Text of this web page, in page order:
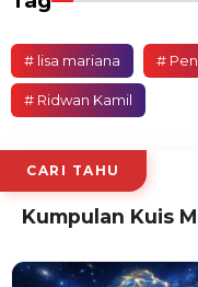
# lisa mariana #
# Ridwan Kamil
CARI TAHU
Kumpulan Kuis